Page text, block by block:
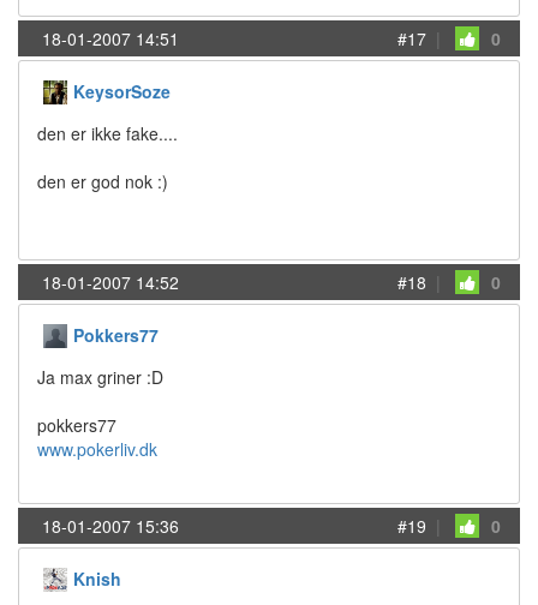
18-01-2007 14:51 #17 | 0
KeysorSoze
den er ikke fake....
den er god nok :)
18-01-2007 14:52 #18 | 0
Pokkers77
Ja max griner :D
pokkers77
www.pokerliv.dk
18-01-2007 15:36 #19 | 0
Knish